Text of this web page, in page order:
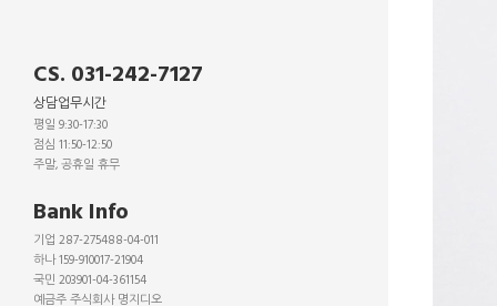
CS. 031-242-7127
상담업무시간
평일 9:30-17:30
점심 11:50-12:50
주말, 공휴일 휴무
Bank Info
기업 287-275488-04-011
하나 159-910017-21904
국민 203901-04-361154
예금주 주식회사 명지디오